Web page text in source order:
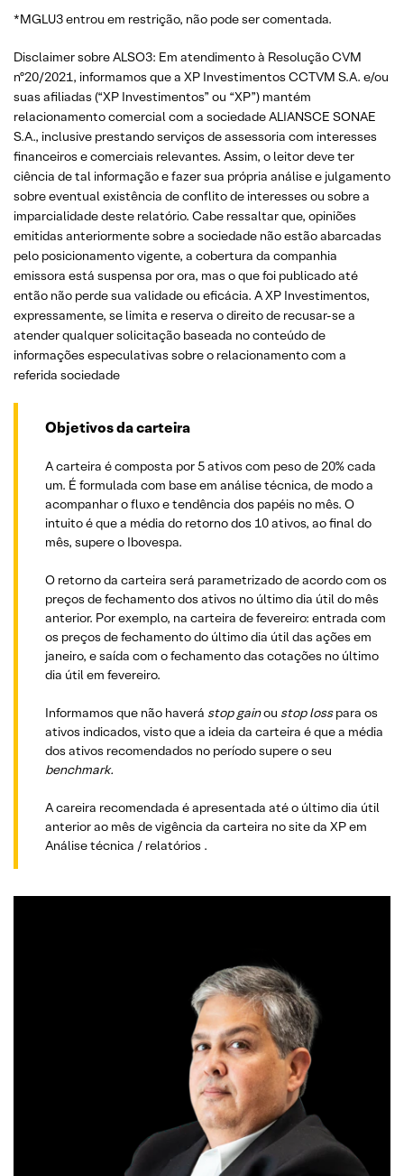
*MGLU3 entrou em restrição, não pode ser comentada.
Disclaimer sobre ALSO3: Em atendimento à Resolução CVM
nº20/2021, informamos que a XP Investimentos CCTVM S.A. e/ou
suas afiliadas (“XP Investimentos” ou “XP”) mantém
relacionamento comercial com a sociedade ALIANSCE SONAE
S.A., inclusive prestando serviços de assessoria com interesses
financeiros e comerciais relevantes. Assim, o leitor deve ter
ciência de tal informação e fazer sua própria análise e julgamento
sobre eventual existência de conflito de interesses ou sobre a
imparcialidade deste relatório. Cabe ressaltar que, opiniões
emitidas anteriormente sobre a sociedade não estão abarcadas
pelo posicionamento vigente, a cobertura da companhia
emissora está suspensa por ora, mas o que foi publicado até
então não perde sua validade ou eficácia. A XP Investimentos,
expressamente, se limita e reserva o direito de recusar-se a
atender qualquer solicitação baseada no conteúdo de
informações especulativas sobre o relacionamento com a
referida sociedade
Objetivos da carteira
A carteira é composta por 5 ativos com peso de 20% cada
um. É formulada com base em análise técnica, de modo a
acompanhar o fluxo e tendência dos papéis no mês. O
intuito é que a média do retorno dos 10 ativos, ao final do
mês, supere o Ibovespa.
O retorno da carteira será parametrizado de acordo com os
preços de fechamento dos ativos no último dia útil do mês
anterior. Por exemplo, na carteira de fevereiro: entrada com
os preços de fechamento do último dia útil das ações em
janeiro, e saída com o fechamento das cotações no último
dia útil em fevereiro.
Informamos que não haverá stop gainou stop losspara os
ativos indicados, visto que a ideia da carteira é que a média
dos ativos recomendados no período supere o seu
benchmark.
A careira recomendada é apresentada até o último dia útil
anterior ao mês de vigência da carteira no site da XP em
Análise técnica / relatórios .